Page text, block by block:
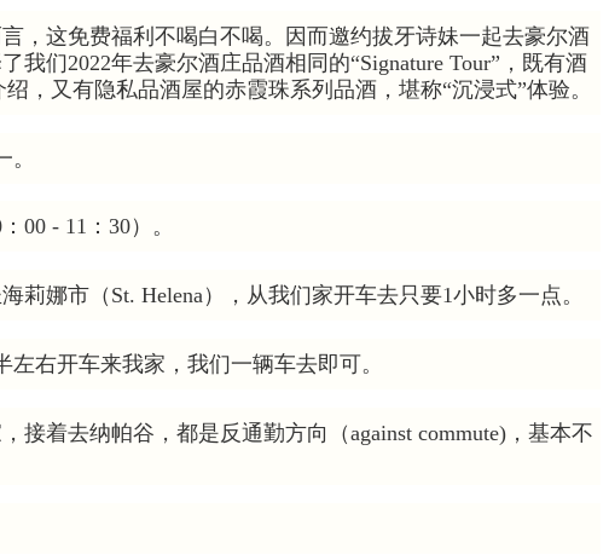
，这免费福利不喝白不喝。因而邀约拔牙诗妹一起去豪尔酒
我们2022年去豪尔酒庄品酒相同的“Signature Tour”，既有酒
绍，又有隐私品酒屋的赤霞珠系列品酒，堪称“沉浸式”体验。
00 - 11：30）。
莉娜市（St. Helena），从我们家开车去只要1小时多一点。
右开车来我家，我们一辆车去即可。
接着去纳帕谷，都是反通勤方向（against commute)，基本不